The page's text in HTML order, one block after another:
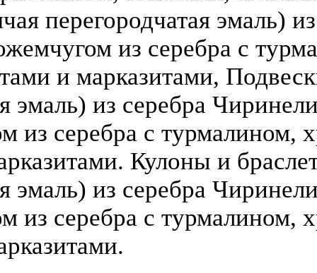
перегородчатая эмаль)
из серебра с
и марказитами,
эмаль) из серебра
из серебра с турмалином,
Кулоны и
эмаль) из серебра
из серебра с турмалином,